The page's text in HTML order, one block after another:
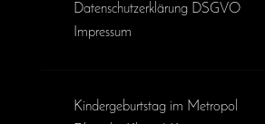
Daten­schutz­erklärung DSGVO
Impressum
Kinder­geburts­tag im Metropol